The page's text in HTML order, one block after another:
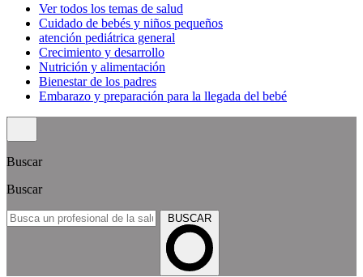
Ver todos los temas de salud
Cuidado de bebés y niños pequeños
atención pediátrica general
Crecimiento y desarrollo
Nutrición y alimentación
Bienestar de los padres
Embarazo y preparación para la llegada del bebé
Buscar
Buscar
BUSCAR